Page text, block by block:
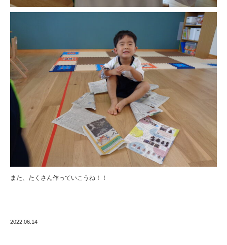
また、たくさん作っていこうね！！
2022.06.14